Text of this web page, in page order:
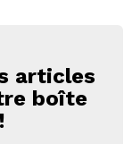
articles
boîte